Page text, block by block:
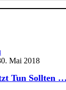
Mai 2018
Tun Sollten …